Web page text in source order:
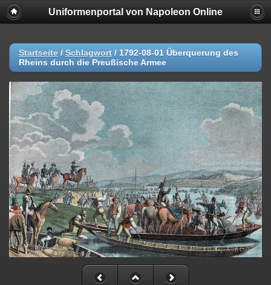
Uniformenportal von Napoleon Online
Startseite / Schlagwort / 1792-08-01 Überquerung des
Rheins durch die Preußische Armee